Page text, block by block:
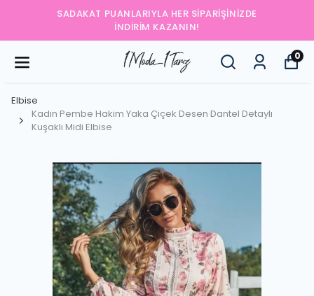
SADAKAT PUANLARIYLA HER SIPARIŞINIZDE
İNDIRIM KAZANIN!
0
Elbise
Kadın Pembe Hakim Yaka Çiçek Desen Dantel Detaylı
Kuşaklı Midi Elbise